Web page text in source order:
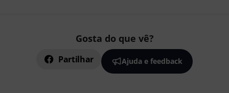
Gosta do que vê?
Partilhar Ajuda e feedback